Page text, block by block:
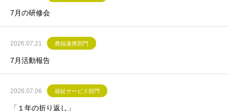
7月の研修会
2026.07.21 農福連携部門
7月活動報告
2026.07.06 福祉サービス部門
「１年の折り返し」